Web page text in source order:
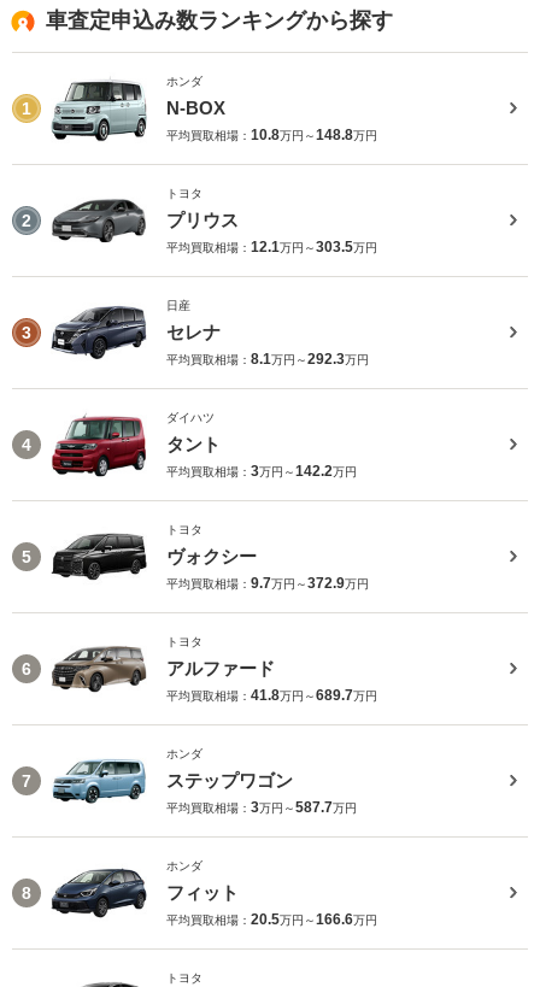
車査定申込み数ランキングから探す
1
ホンダ
N-BOX
平均買取相場： 10.8万円～148.8万円
2
トヨタ
プリウス
平均買取相場： 12.1万円～303.5万円
3
日産
セレナ
平均買取相場： 8.1万円～292.3万円
4
ダイハツ
タント
平均買取相場： 3万円～142.2万円
5
トヨタ
ヴォクシー
平均買取相場： 9.7万円～372.9万円
6
トヨタ
アルファード
平均買取相場： 41.8万円～689.7万円
7
ホンダ
ステップワゴン
平均買取相場： 3万円～587.7万円
8
ホンダ
フィット
平均買取相場： 20.5万円～166.6万円
トヨタ